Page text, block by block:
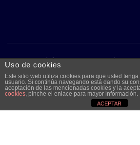
Copyright © 2026 | Funciona
Frankfurt Newspor
Aviso legal y
Uso de cookies
Este sitio web utiliza cookies para que usted
usuario. Si continúa navegando está dando su
aceptación de las mencionadas cookies y la
cookies, pinche el enlace para mayor información.
ACEPTAR